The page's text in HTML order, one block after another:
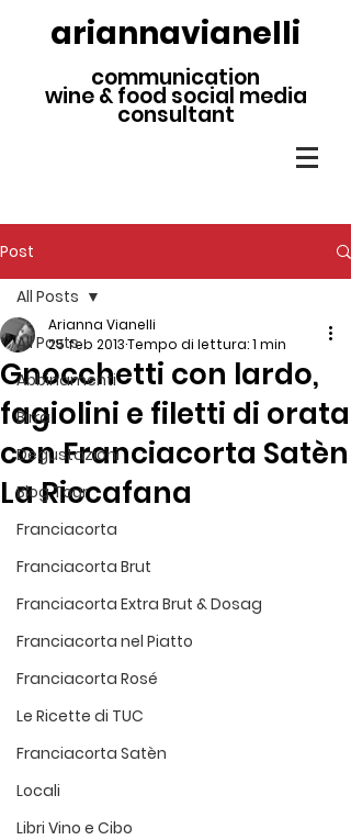
ariannavianelli
communication
wine & food social media
consultant
Post
All Posts
Abbinamenti
Birra
Degustazioni
Blog Tour
Franciacorta
Franciacorta Brut
Franciacorta Extra Brut & Dosag
Franciacorta nel Piatto
Franciacorta Rosé
Le Ricette di TUC
Franciacorta Satèn
Locali
Libri Vino e Cibo
All Posts
Gnocchetti con lardo,
fagiolini e filetti di orata
con Franciacorta Satèn
La Riccafana
Arianna Vianelli
25 feb 2013Tempo di lettura: 1 min